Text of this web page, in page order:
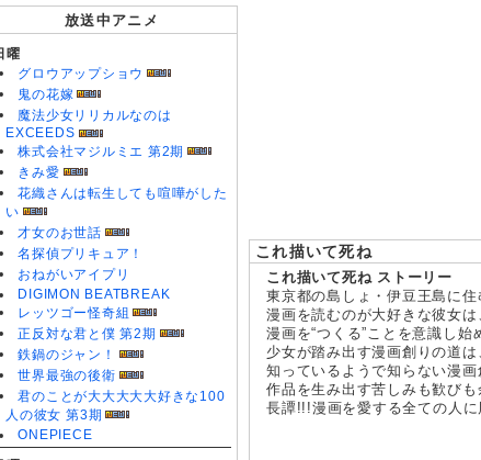
放送中アニメ
曜
グロウアップショウ
鬼の花嫁
魔法少女リリカルなのは
EXCEEDS
株式会社マジルミエ 第2期
きみ愛
花織さんは転生しても喧嘩がした
い
才女のお世話
名探偵プリキュア！
おねがいアイプリ
DIGIMON BEATBREAK
レッツゴー怪奇組
正反対な君と僕 第2期
鉄鍋のジャン！
世界最強の後衛
君のことが大大大大大好きな100
人の彼女 第3期
ONEPIECE
これ描いて死ね
これ描いて死ね ストーリー
東京都の島しょ・伊豆王島に住
漫画を読むのが大好きな彼女
漫画を“つくる”ことを意識し
少女が踏み出す漫画創りの道
知っているようで知らない漫画
作品を生み出す苦しみも歓び
長譚!!!漫画を愛する全ての人に